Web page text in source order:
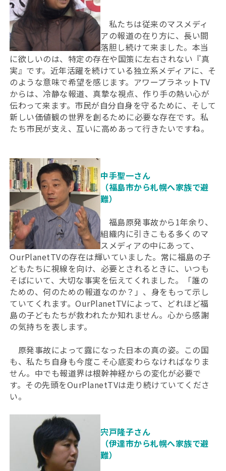
私たちは従来のマスメディ
アの報道の在り方に、長い間
落胆し続けて来ました。本当
に欲しいのは、特定の存在や国策に左右されない『真
実』です。近年活躍を続けている独立系メディアに、そ
のような意味で希望を感じます。アワープラネットTV
からは、冷静な報道、真摯な視点、作り手の熱い心が
伝わって来ます。市民が自分自身を守るために、そして
新しい価値観の世界を創るために必要な存在です。私
たち市民が支え、互いに高めあって行きたいですね。
中手聖一さん
（福島市から札幌へ家族で避
難）
福島原発事故から1年余り、
組織内に引きこもる多くのマ
スメディアの中にあって、
OurPlanetTVの存在は輝いていました。常に福島の子
どもたちに視線を向け、必要とされるときに、いつも
そばにいて、大切な事実を伝えてくれました。「誰の
ための、何のための報道なのか？」、身をもって示し
ていてくれます。OurPlanetTVによって、どれほど福
島の子どもたちが救われたか知れません。心から感謝
の気持ちを表します。
原発事故によって露になった日本の真の姿。この国
も、私たち自身も今度こそ心底変わらなければなりま
せん。中でも報道界は根幹神経からの変化が必要で
す。その先頭をOurPlanetTVは走り続けていてくださ
い。
宍戸隆子さん
（伊達市から札幌へ家族で避
難）